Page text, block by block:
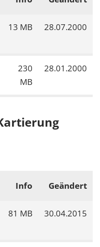
13 MB 28.07.2000
230
MB
28.01.2000
Info Geändert
81 MB 30.04.2015